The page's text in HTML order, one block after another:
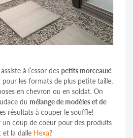
à l’essor des petits morceaux!
pour les formats de plus petite taille,
en chevron ou en soldat. On
du mélange de modèles et de
résultats à couper le souffle!
un coup de coeur pour des produits
et la dalle Hexa?